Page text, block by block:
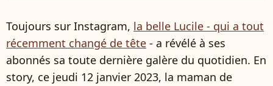
Toujours sur Instagram, la belle Lucile - qui a tout
récemment changé de tête - a révélé à ses
abonnés sa toute dernière galère du quotidien. En
story, ce jeudi 12 janvier 2023, la maman de